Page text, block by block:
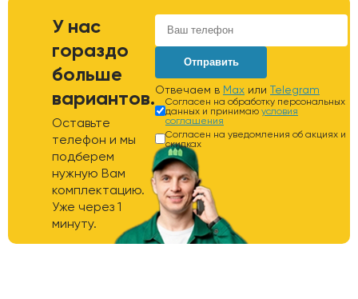
У нас
гораздо
больше
вариантов.
Оставьте
телефон и мы
подберем
нужную Вам
комплектацию.
Уже через 1
минуту.
Отправить
Отвечаем в Max или Telegram
Согласен на обработку персональных
данных и принимаю условия
соглашения
Согласен на уведомления об акциях и
скидках